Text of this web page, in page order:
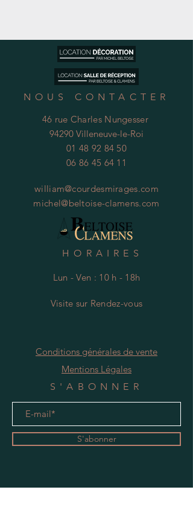
NOUS CONTACTER
46 rue Charles Nungesser
94290 Villeneuve-le-Roi
01 48 92 84 50
06 86 45 64 11
william@courdesmirages.com
michel@beltoise-clamens.com
HORAIRES
Lun - Ven : 10 h - 18h
Visite sur Rendez-vous
Conditions générales de vente
Mentions Légales
S'ABONNER
S'abonner